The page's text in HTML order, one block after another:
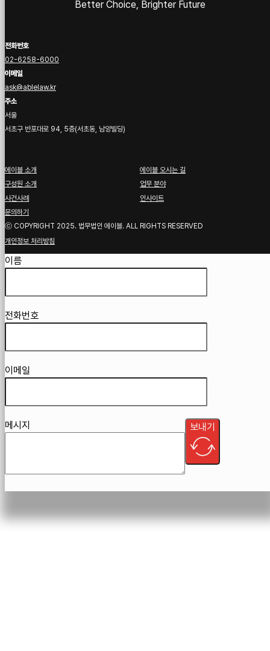
전화번호
02-6258-6000
이메일
ask@ablelaw.kr
주소
서울
서초구 반포대로 94, 5층(서초동, 남양빌딩)
Better Choice, Brighter Future
에이블 소개
에이블 오시는 길
구성원 소개
업무 분야
사건사례
인사이트
문의하기
ⓒ COPYRIGHT 2025. 법무법인 에이블. ALL RIGHTS RESERVED
개인정보 처리방침
이름
전화번호
이메일
메시지 보내기
Guardian